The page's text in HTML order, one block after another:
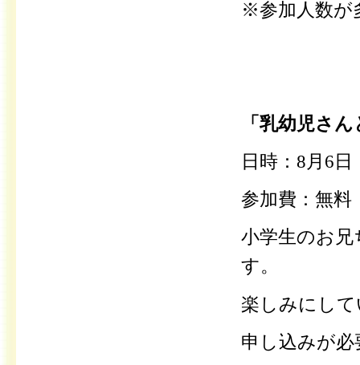
※参加人数が
「乳幼児さ
日時：8月6
参加費：無料
小学生のお
す。
楽しみにし
申し込みが必